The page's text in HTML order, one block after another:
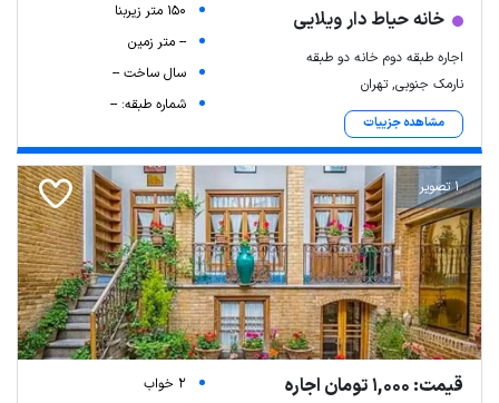
خانه حیاط دار ویلایی
اجاره طبقه دوم خانه دو طبقه
نارمک جنوبی, تهران
مشاهده جزییات
150 متر زیربنا
-- متر زمین
سال ساخت --
شماره طبقه: --
1 تصویر
قیمت: 1,000 تومان اجاره
2 خواب